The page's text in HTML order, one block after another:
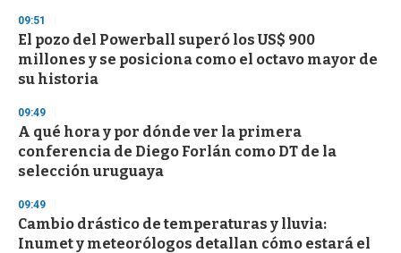
09:51
El pozo del Powerball superó los US$ 900
millones y se posiciona como el octavo mayor de
su historia
09:49
A qué hora y por dónde ver la primera
conferencia de Diego Forlán como DT de la
selección uruguaya
09:49
Cambio drástico de temperaturas y lluvia:
Inumet y meteorólogos detallan cómo estará el